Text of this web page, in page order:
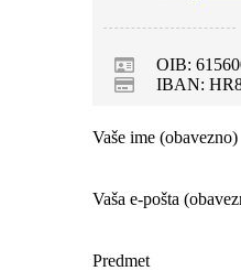
OIB:
IBAN:
Vaše ime (obavezno)
Vaša e-pošta
Predmet